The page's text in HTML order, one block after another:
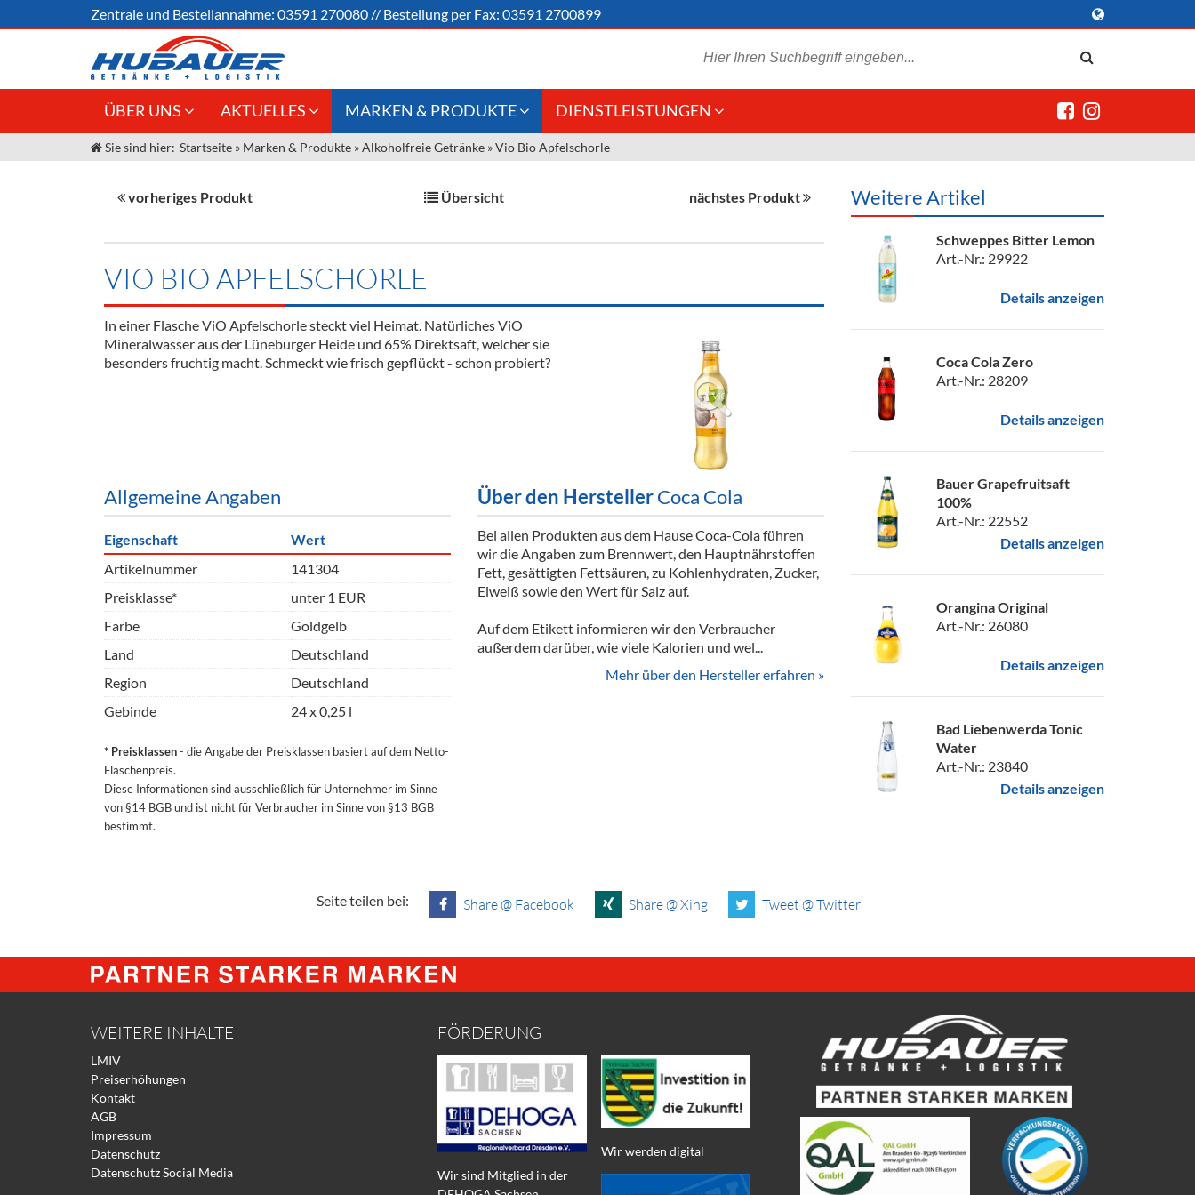
Zentrale und Bestellannahme: 03591 270080 // Bestellung per Fax: 03591 2700899
ÜBER UNS
Jobs
Unser Liefergebiet
AKTUELLES
Angebote Gastronomie &
Gastronomie
Großhandel
Innovation - Die Neue Art des
Termine
MARKEN & PRODUKTE
Weine & Schaumwein
Alkoholfreie Getränke
Öle & Küchenartikel
Gläser
Theken + Zubehör
DIENSTLEISTUNGEN
Kommisionskauf &
Sie sind hier: Startseite » Marken & Produkte »Alkoholfreie Getränke »Vio Bio Apfelschorle
vorheriges Produkt Übersicht nächstes Produkt
VIO BIO APFELSCHORLE
In einer Flasche ViO Apfelschorle steckt viel Heimat. Natürliches ViO
Mineralwasser aus der Lüneburger Heide und 65% Direktsaft, welcher sie
besonders fruchtig macht. Schmeckt wie frisch gepflückt - schon probiert?
Allgemeine Angaben
Eigenschaft
Wert
Artikelnummer
141304
Preisklasse*
unter 1 EUR
Farbe
Goldgelb
Land
Deutschland
Region
Deutschland
Gebinde
24 x 0,25 l
* Preisklassen- die Angabe der Preisklassen basiert auf dem Netto-
Flaschenpreis.
Diese Informationen sind ausschließlich für Unternehmer im Sinne
von §14 BGB und ist nicht für Verbraucher im Sinne von §13 BGB
bestimmt.
Über den HerstellerCoca Cola
Bei allen Produkten aus dem Hause Coca-Cola führen
wir die Angaben zum Brennwert, den Hauptnährstoffen
Fett, gesättigten Fettsäuren, zu Kohlenhydraten, Zucker,
Eiweiß sowie den Wert für Salz auf.
Auf dem Etikett informieren wir den Verbraucher
außerdem darüber, wie viele Kalorien und wel...
Mehr über den Hersteller erfahren »
Weitere Artikel
Schweppes Bitter Lemon
Art.-Nr.: 29922
Details anzeigen
Coca Cola Zero
Art.-Nr.: 28209
Details anzeigen
Bauer Grapefruitsaft
100%
Art.-Nr.: 22552
Details anzeigen
Orangina Original
Art.-Nr.: 26080
Details anzeigen
Bad Liebenwerda Tonic
Water
Art.-Nr.: 23840
Details anzeigen
Seite teilen bei: Share @ Facebook Share @ Xing Tweet @ Twitter
WEITERE INHALTE
LMIV
Preiserhöhungen
Kontakt
AGB
Impressum
Datenschutz
Datenschutz Social Media
FÖRDERUNG
Wir sind Mitglied in der
Wir werden digital